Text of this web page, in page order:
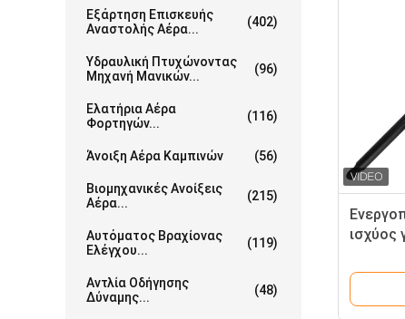
Εξάρτηση Επισκευής
Αναστολής Αέρα...
(402)
Υδραυλική Πτυχώνοντας
Μηχανή Μανικών...
(96)
Ελατήρια Αέρα
Φορτηγών...
(116)
Άνοιξη Αέρα Καμπινών (56)
Βιομηχανικές Ανοίξεις
Αέρα...
(215)
Αυτόματος Βραχίονας
Ελέγχου...
(119)
Αντλία Οδήγησης
Δύναμης...
(48)
ισχύος